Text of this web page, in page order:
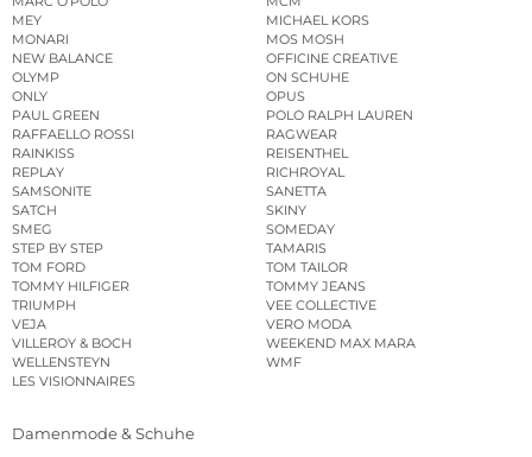
MEY
MICHAEL KORS
MONARI
MOS MOSH
NEW BALANCE
OFFICINE CREATIVE
OLYMP
ON SCHUHE
ONLY
OPUS
PAUL GREEN
POLO RALPH LAUREN
RAFFAELLO ROSSI
RAGWEAR
RAINKISS
REISENTHEL
REPLAY
RICHROYAL
SAMSONITE
SANETTA
SATCH
SKINY
SMEG
SOMEDAY
STEP BY STEP
TAMARIS
TOM FORD
TOM TAILOR
TOMMY HILFIGER
TOMMY JEANS
TRIUMPH
VEE COLLECTIVE
VEJA
VERO MODA
VILLEROY & BOCH
WEEKEND MAX MARA
WELLENSTEYN
WMF
LES VISIONNAIRES
Damenmode & Schuhe